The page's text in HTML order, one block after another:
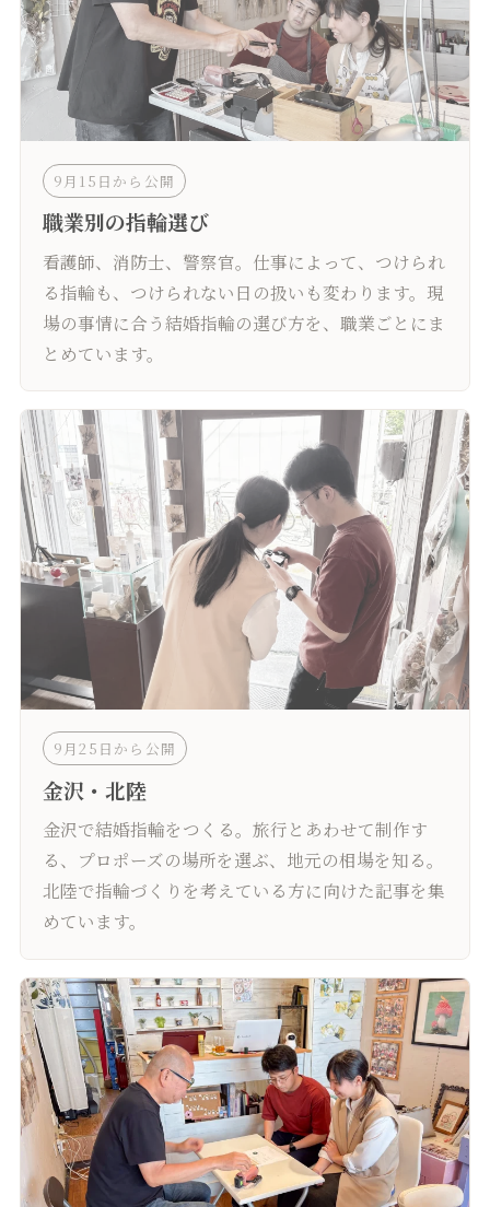
9月15日から公開
職業別の指輪選び
看護師、消防士、警察官。仕事によって、つけられ
る指輪も、つけられない日の扱いも変わります。現
場の事情に合う結婚指輪の選び方を、職業ごとにま
とめています。
9月25日から公開
金沢・北陸
金沢で結婚指輪をつくる。旅行とあわせて制作す
る、プロポーズの場所を選ぶ、地元の相場を知る。
北陸で指輪づくりを考えている方に向けた記事を集
めています。